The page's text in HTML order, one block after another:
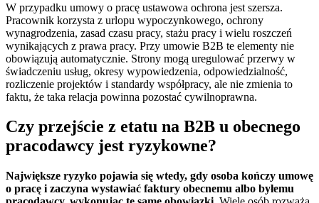
W przypadku umowy o pracę ustawowa ochrona jest szersza.
Pracownik korzysta z urlopu wypoczynkowego, ochrony
wynagrodzenia, zasad czasu pracy, stażu pracy i wielu roszczeń
wynikających z prawa pracy. Przy umowie B2B te elementy nie
obowiązują automatycznie. Strony mogą uregulować przerwy w
świadczeniu usług, okresy wypowiedzenia, odpowiedzialność,
rozliczenie projektów i standardy współpracy, ale nie zmienia to
faktu, że taka relacja powinna pozostać cywilnoprawna.
Czy przejście z etatu na B2B u obecnego
pracodawcy jest ryzykowne?
Największe ryzyko pojawia się wtedy, gdy osoba kończy umowę
o pracę i zaczyna wystawiać faktury obecnemu albo byłemu